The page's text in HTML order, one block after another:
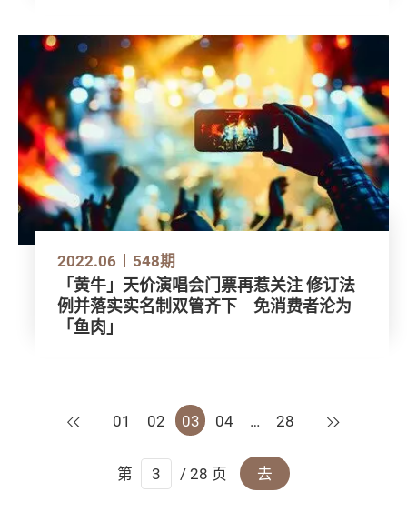
2022.06 548期
「黄牛」天价演唱会门票再惹关注 修订法
例并落实实名制双管齐下 免消费者沦为
「鱼肉」
上一页
01 02 03 04 … 28 下一页
第 / 28 页 去